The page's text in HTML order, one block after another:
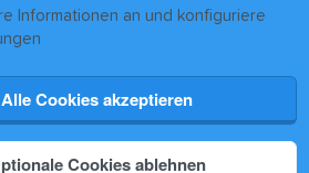
GradientHeader
Kontakt
Hilfe & Support Start
Informationen an und konfiguriere
Alle Cookies akzeptieren
Cookies ablehnen